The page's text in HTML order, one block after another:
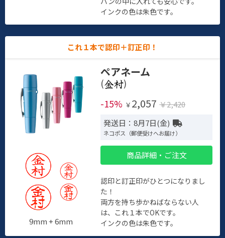
インクの色は朱色です。
これ１本で認印＋訂正印！
9mm + 6mm
ペアネーム
(
)
-15% ￥ 2,057 ￥2,420
発送日：8月7日(金)
ネコポス（郵便受けへお届け）
商品詳細・ご注文
認印と訂正印がひとつになりまし
た！
両方を持ち歩かねばならない人
は、これ１本でOKです。
インクの色は朱色です。